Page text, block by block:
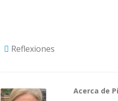
Reflexiones
Acerca de